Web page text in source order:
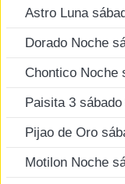
Astro Luna
Dorado Noche
Chontico Noche
Paisita 3
Pijao de Oro
Motilon Noche